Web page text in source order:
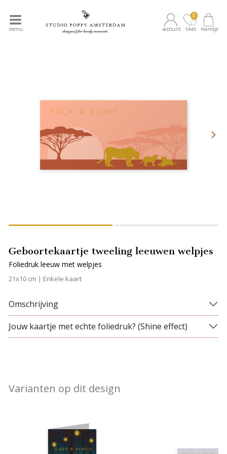
menu account likes
0
mandje
Geboortekaartje tweeling leeuwen welpjes
Foliedruk leeuw met welpjes
21x10 cm | Enkele kaart
Omschrijving
Jouw kaartje met echte foliedruk? (Shine effect)
Varianten op dit design